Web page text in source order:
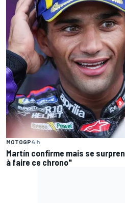
MOTOGP4 h
Martín confirme mais se
à faire ce chrono"